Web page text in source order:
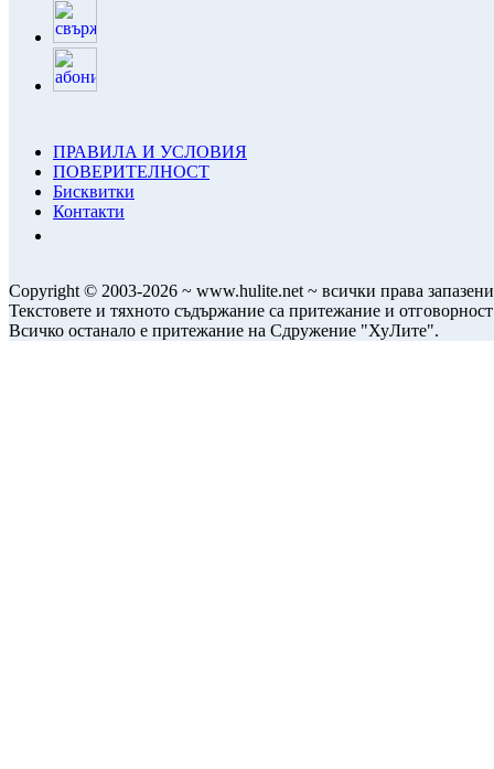
ПРАВИЛА И УСЛОВИЯ
ПОВЕРИТЕЛНОСТ
Бисквитки
Контакти
Copyright © 2003-2026 ~ www.hulite.net ~ всички права
Текстовете и тяхното съдържание са притежание и
Всичко останало е притежание на Сдружение "ХуЛите".